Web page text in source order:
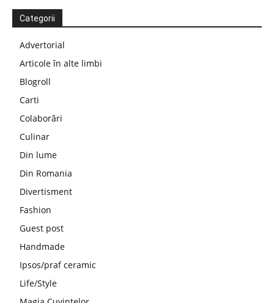
Categorii
Advertorial
Articole în alte limbi
Blogroll
Carti
Colaborări
Culinar
Din lume
Din Romania
Divertisment
Fashion
Guest post
Handmade
Ipsos/praf ceramic
Life/Style